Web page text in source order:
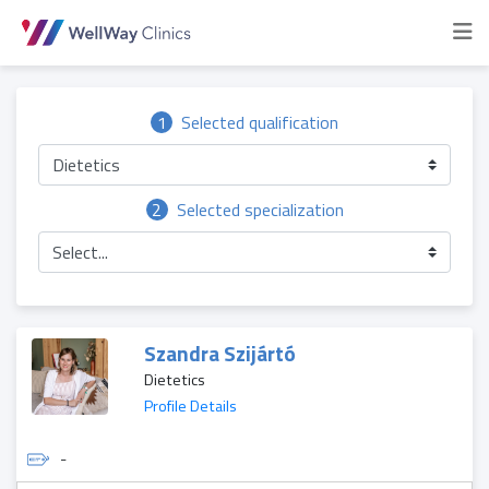
1 Selected qualification
Dietetics
2
Selected specialization
Select...
Szandra Szijártó
Dietetics
Profile Details
-